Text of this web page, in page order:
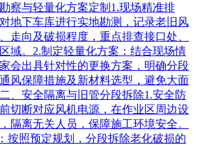
察与轻量化方案定制1.现场精准排
地下车库进行实地勘测，记录老旧风
走向及破损程度，重点排查接口处、
域。2.制定轻量化方案：结合现场情
会出具针对性的更换方案，明确分段
风保障措施及新材料选型，避免大面
、安全隔离与旧管分段拆除1.安全防
切断对应风机电源，在作业区周边设
隔离无关人员，保障施工环境安全。
按照预定规划，分段拆除老化破损的